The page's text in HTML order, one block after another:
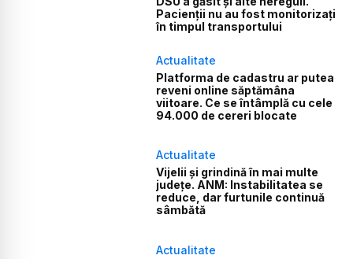
Pacienții nu au fost monitorizați
în timpul transportului
Actualitate
Platforma de cadastru ar putea
reveni online săptămâna
viitoare. Ce se întâmplă cu cele
94.000 de cereri blocate
Actualitate
Vijelii și grindină în mai multe
județe. ANM: Instabilitatea se
reduce, dar furtunile continuă
sâmbătă
Actualitate